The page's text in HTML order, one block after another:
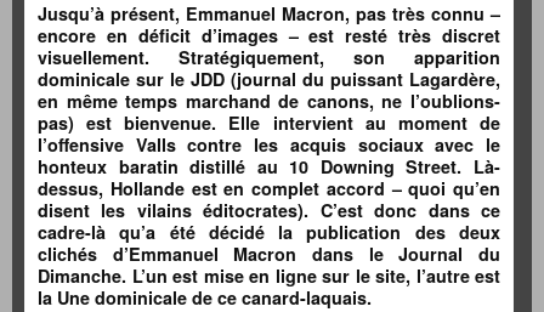
Jusqu’à présent, Emmanuel Macron, pas très connu –
encore en déficit d’images – est resté très discret
visuellement. Stratégiquement, son apparition
dominicale sur le JDD (journal du puissant Lagardère,
en même temps marchand de canons, ne l’oublions-
pas) est bienvenue. Elle intervient au moment de
l’offensive Valls contre les acquis sociaux avec le
honteux baratin distillé au 10 Downing Street. Là-
dessus, Hollande est en complet accord – quoi qu’en
disent les vilains éditocrates). C’est donc dans ce
cadre-là qu’a été décidé la publication des deux
clichés d’Emmanuel Macron dans le Journal du
Dimanche. L’un est mise en ligne sur le site, l’autre est
la Une dominicale de ce canard-laquais.